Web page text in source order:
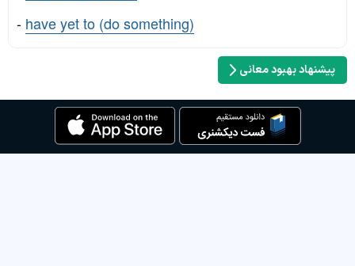
- have yet to (do something)
پیشنهاد بهبود معانی